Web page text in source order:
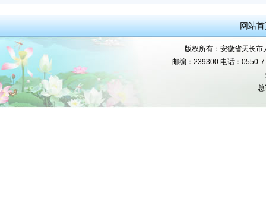
网站
版权所有：安徽省天长
邮编：239300 电话：0550-